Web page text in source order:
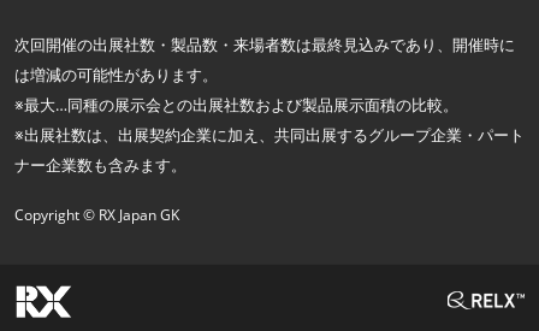
次回開催の出展社数・製品数・来場者数は最終見込みであり、開催時に
は増減の可能性があります。
※最大…同種の展示会との出展社数および製品展示面積の比較。
※出展社数は、出展契約企業に加え、共同出展するグループ企業・パート
ナー企業数も含みます。
Copyright © RX Japan GK